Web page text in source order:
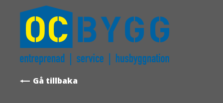
Gå tillbaka